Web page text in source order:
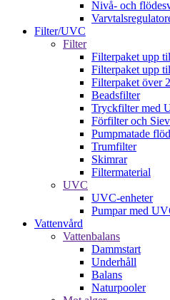
Nivå- och
Filter/UVC
Filter
Filterpaket upp
Filterpaket upp
Filterpaket över
Beadsfilter
Tryckfilter med
Förfilter och
Pumpmatade
Trumfilter
Skimrar
Filtermaterial
UVC
UVC-enheter
Pumpar med
Vattenvård
Vattenbalans
Dammstart
Underhåll
Balans
Naturpooler